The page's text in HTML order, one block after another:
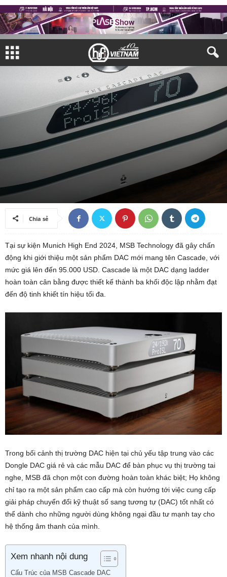
AMPLI & NGUỒN PHÁT
Bảo Quyên 04/06/2024
Chia sẻ
Tại sự kiện Munich High End 2024, MSB Technology đã gây chấn
động khi giới thiệu một sản phẩm DAC mới mang tên Cascade, với
mức giá lên đến 95.000 USD. Cascade là một DAC dạng ladder
hoàn toàn cân bằng được thiết kế thành ba khối độc lập nhằm đạt
đến độ tinh khiết tín hiệu tối đa.
Trong bối cảnh thị trường DAC hiện tại chủ yếu tập trung vào các
Dongle DAC giá rẻ và các mẫu DAC để bàn phục vụ thị trường tai
nghe, MSB đã chọn một con đường hoàn toàn khác biệt; Họ không
chỉ tạo ra một sản phẩm cao cấp mà còn hướng tới việc cung cấp
giải pháp chuyển đổi kỹ thuật số sang tương tự (DAC) tốt nhất có
thể dành cho những người dùng không ngại đầu tư mạnh tay cho
hệ thống âm thanh của mình.
Xem nhanh nội dung
Cấu Trúc của MSB Cascade DAC